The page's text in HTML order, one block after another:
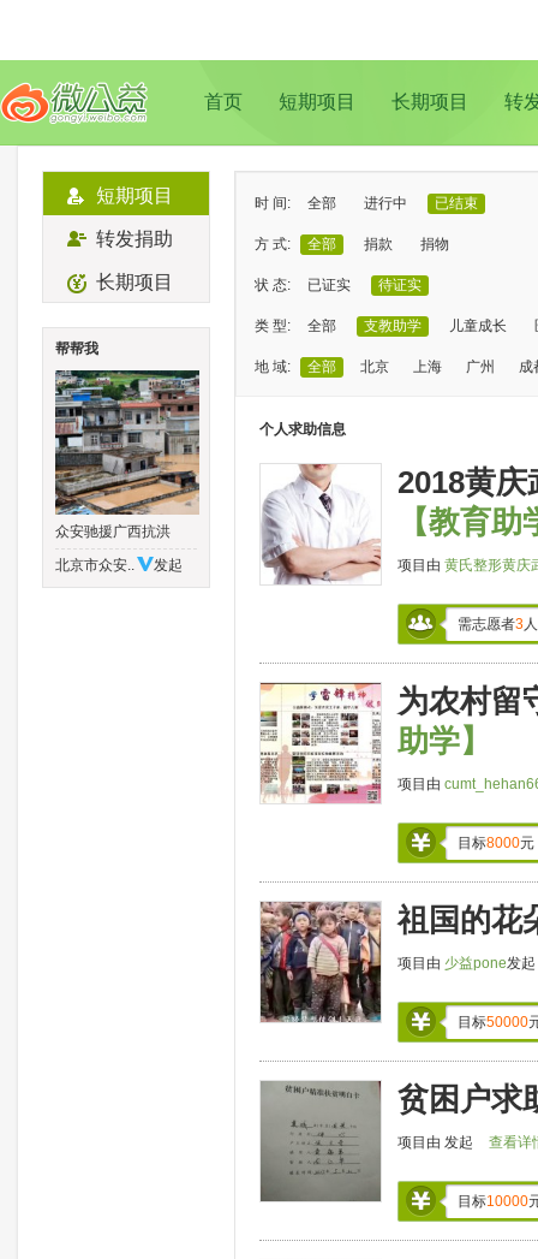
首页 短期项目 长期项目 转
短期项目
转发捐助
长期项目
帮帮我
众安驰援广西抗洪
北京市众安..
发起
时 间: 全部 进行中 已结束
方 式: 全部 捐款 捐物
状 态: 已证实 待证实
类 型: 全部 支教助学 儿童成长
地 域: 全部 北京 上海 广州 成
个人求助信息
2018黄
【教育助
项目由 黄氏整形黄庆
需志愿者3
为农村留
助学】
项目由
目标8000元
祖国的花
项目由 少益pone发起
目标50000
贫困户求
项目由 发起 查看详
目标10000